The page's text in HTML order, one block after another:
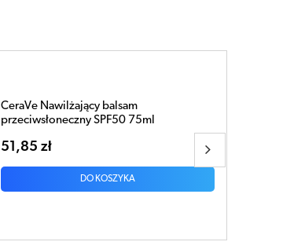
CERAVE Regenerujący krem do rąk 50ml
39,15 zł
DO KOSZYKA